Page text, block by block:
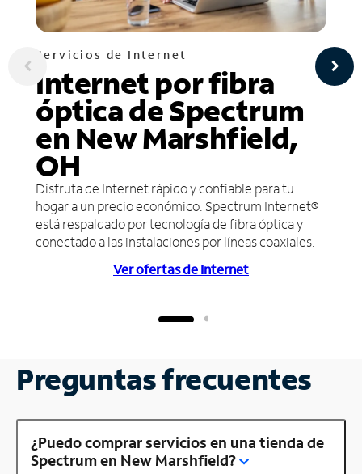
Servicios de Internet
Internet por fibra
óptica de Spectrum
en New Marshfield,
OH
Disfruta de Internet rápido y confiable para tu
hogar a un precio económico. Spectrum Internet®
está respaldado por tecnología de fibra óptica y
conectado a las instalaciones por líneas coaxiales.
Ver ofertas de Internet
Preguntas frecuentes
¿Puedo comprar servicios en una tienda de
Spectrum en New Marshfield?